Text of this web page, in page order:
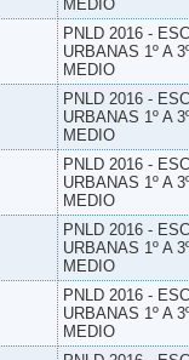
MEDIO
PNLD 2016 -
URBANAS 1º A
MEDIO
PNLD 2016 -
URBANAS 1º A
MEDIO
PNLD 2016 -
URBANAS 1º A
MEDIO
PNLD 2016 -
URBANAS 1º A
MEDIO
PNLD 2016 -
URBANAS 1º A
MEDIO